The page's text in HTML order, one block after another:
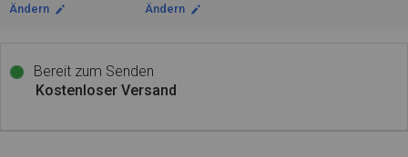
Ändern Ändern
Bereit zum Senden
Kostenloser Versand